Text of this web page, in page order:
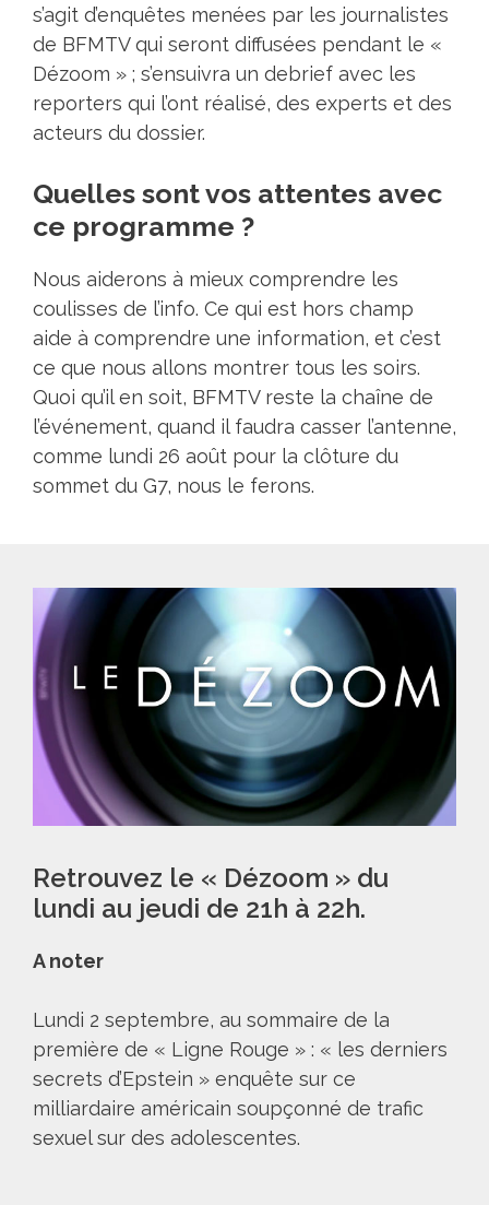
s’agit d’enquêtes menées par les journalistes
de BFMTV qui seront diffusées pendant le «
Dézoom » ; s’ensuivra un debrief avec les
reporters qui l’ont réalisé, des experts et des
acteurs du dossier.
Quelles sont vos attentes avec
ce programme ?
Nous aiderons à mieux comprendre les
coulisses de l’info. Ce qui est hors champ
aide à comprendre une information, et c’est
ce que nous allons montrer tous les soirs.
Quoi qu’il en soit, BFMTV reste la chaîne de
l’événement, quand il faudra casser l’antenne,
comme lundi 26 août pour la clôture du
sommet du G7, nous le ferons.
Retrouvez le « Dézoom » du
lundi au jeudi de 21h à 22h.
A noter
Lundi 2 septembre, au sommaire de la
première de « Ligne Rouge » : « les derniers
secrets d’Epstein » enquête sur ce
milliardaire américain soupçonné de trafic
sexuel sur des adolescentes.